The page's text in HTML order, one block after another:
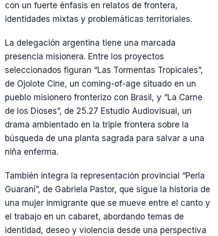
con un fuerte énfasis en relatos de frontera,
identidades mixtas y problemáticas territoriales.
La delegación argentina tiene una marcada
presencia misionera. Entre los proyectos
seleccionados figuran “Las Tormentas Tropicales”,
de Ojolote Cine, un coming-of-age situado en un
pueblo misionero fronterizo con Brasil, y “La Carne
de los Dioses”, de 25.27 Estudio Audiovisual, un
drama ambientado en la triple frontera sobre la
búsqueda de una planta sagrada para salvar a una
niña enferma.
También integra la representación provincial “Perla
Guaraní”, de Gabriela Pastor, que sigue la historia de
una mujer inmigrante que se mueve entre el canto y
el trabajo en un cabaret, abordando temas de
identidad, deseo y violencia desde una perspectiva